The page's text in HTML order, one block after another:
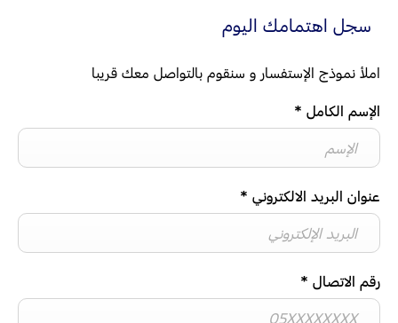
سجل اهتمامك اليوم
املأ نموذج الإستفسار و سنقوم بالتواصل معك قريبا
الإسم الكامل *
عنوان البريد الالكتروني *
رقم الاتصال *